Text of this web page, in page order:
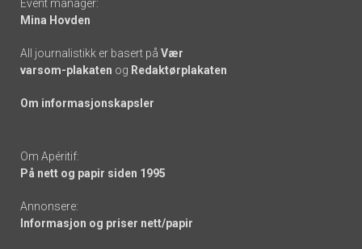
Event manager:
Mina Hovden
All journalistikk er basert på Vær
varsom-plakaten og Redaktørplakaten
Om informasjonskapsler
Om Apéritif:
På nett og papir siden 1995
Annonsere:
Informasjon og priser nett/papir